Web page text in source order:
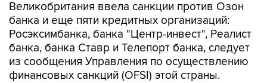
Великобритания ввела санкции против Озон
банка и еще пяти кредитных организаций:
Росэксимбанка, банка "Центр-инвест", Реалист
банка, банка Ставр и Телепорт банка, следует
из сообщения Управления по осуществлению
финансовых санкций (OFSI) этой страны.